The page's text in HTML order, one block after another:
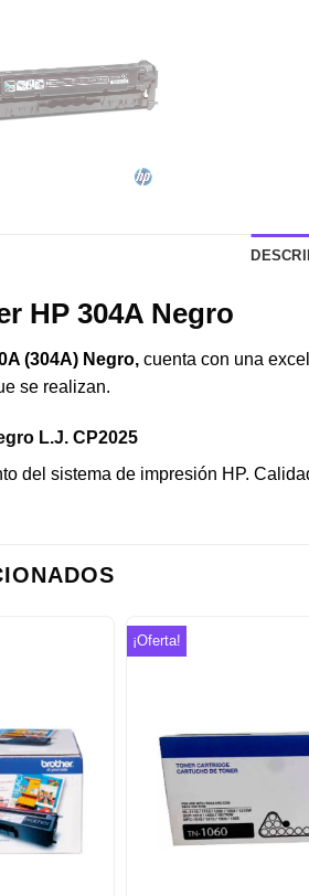
HP 304A Negro
(304A) Negro, cuenta con una
se realizan.
L.J. CP2025
del sistema de impresión HP.
lista de
deseos
¡Oferta!